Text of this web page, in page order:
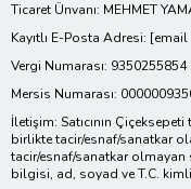
Ticaret Ünvanı: MEHMET
Kayıtlı E-Posta Adresi: [email
Vergi Numarası: 9350255854
Mersis Numarası:
İletişim: Satıcının
birlikte tacir/esnaf/sanatkar
tacir/esnaf/sanatkar olmayan
bilgisi, ad, soyad ve T.C.